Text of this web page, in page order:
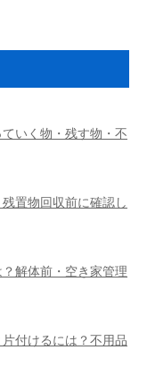
いく物・残す物・不
置物回収前に確認し
解体前・空き家管理
付けるには？不用品